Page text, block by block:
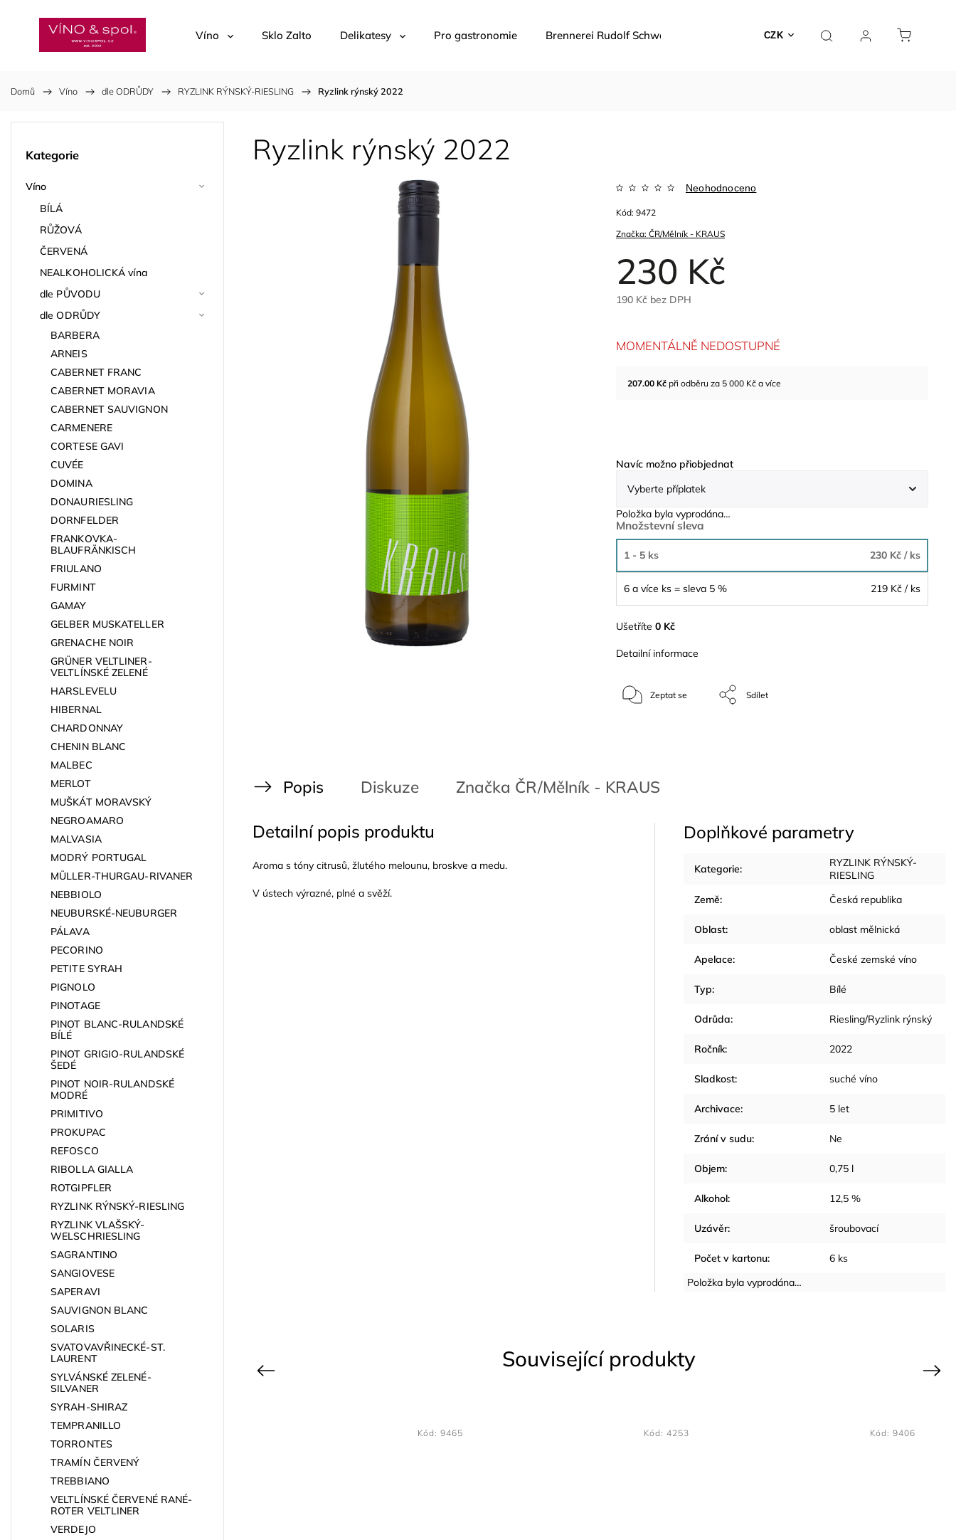
CZK
Víno Sklo Zalto Delikatesy Pro gastronomie Brennerei Rudolf Schwarzer Dárky a poukazy Kontakty
Domů / Víno / dle ODRŮDY / RYZLINK RÝNSKÝ-RIESLING / Ryzlink rýnský 2022
Kategorie
Víno
BÍLÁ
RŮŽOVÁ
ČERVENÁ
NEALKOHOLICKÁ vína
dle PŮVODU
dle ODRŮDY
BARBERA
ARNEIS
CABERNET FRANC
CABERNET MORAVIA
CABERNET SAUVIGNON
CARMENERE
CORTESE GAVI
CUVÉE
DOMINA
DONAURIESLING
DORNFELDER
FRANKOVKA-
BLAUFRÄNKISCH
FRIULANO
FURMINT
GAMAY
GELBER MUSKATELLER
GRENACHE NOIR
GRÜNER VELTLINER-
VELTLÍNSKÉ ZELENÉ
HARSLEVELU
HIBERNAL
CHARDONNAY
CHENIN BLANC
MALBEC
MERLOT
MUŠKÁT MORAVSKÝ
NEGROAMARO
MALVASIA
MODRÝ PORTUGAL
MÜLLER-THURGAU-RIVANER
NEBBIOLO
NEUBURSKÉ-NEUBURGER
PÁLAVA
PECORINO
PETITE SYRAH
PIGNOLO
PINOTAGE
PINOT BLANC-RULANDSKÉ
BÍLÉ
PINOT GRIGIO-RULANDSKÉ
ŠEDÉ
PINOT NOIR-RULANDSKÉ
MODRÉ
PRIMITIVO
PROKUPAC
REFOSCO
RIBOLLA GIALLA
ROTGIPFLER
RYZLINK RÝNSKÝ-RIESLING
RYZLINK VLAŠSKÝ-
WELSCHRIESLING
SAGRANTINO
SANGIOVESE
SAPERAVI
SAUVIGNON BLANC
SOLARIS
SVATOVAVŘINECKÉ-ST.
LAURENT
SYLVÁNSKÉ ZELENÉ-
SILVANER
SYRAH-SHIRAZ
TEMPRANILLO
TORRONTES
TRAMÍN ČERVENÝ
TREBBIANO
VELTLÍNSKÉ ČERVENÉ RANÉ-
ROTER VELTLINER
VERDEJO
Ryzlink rýnský 2022
Značka: ČR/Mělník - KRAUS
Neohodnoceno
207.00 Kč při odběru za 5 000 Kč a více
230 Kč
190 Kč bez DPH
Kód: 9472
Navíc možno přiobjednat
Položka byla vyprodána…
MOMENTÁLNĚ NEDOSTUPNÉ
Množstevní sleva
1 - 5 ks 230 Kč / ks
6 a více ks = sleva 5 % 219 Kč / ks
Ušetříte 0 Kč
Detailní informace
Zeptat se Sdílet
Popis Diskuze Značka ČR/Mělník - KRAUS
Detailní popis produktu
Aroma s tóny citrusů, žlutého melounu, broskve a medu.
V ústech výrazné, plné a svěží.
Doplňkové parametry
Kategorie:
RYZLINK RÝNSKÝ-
RIESLING
Země: Česká republika
Oblast: oblast mělnická
Apelace: České zemské víno
Typ: Bílé
Odrůda: Riesling/Ryzlink rýnský
Ročník: 2022
Sladkost: suché víno
Archivace: 5 let
Zrání v sudu: Ne
Objem: 0,75 l
Alkohol: 12,5 %
Uzávěr: šroubovací
Počet v kartonu:
6 ks
Položka byla vyprodána…
Související produkty
Previous Next